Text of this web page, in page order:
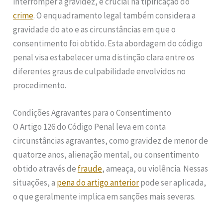
crime. O enquadramento legal também considera a
gravidade do ato e as circunstâncias em que o
consentimento foi obtido. Esta abordagem do código
penal visa estabelecer uma distinção clara entre os
diferentes graus de culpabilidade envolvidos no
procedimento.
Condições Agravantes para o Consentimento
O Artigo 126 do Código Penal leva em conta
circunstâncias agravantes, como gravidez de menor de
quatorze anos, alienação mental, ou consentimento
obtido através de fraude, ameaça, ou violência. Nessas
situações, a pena do artigo anteriorpode ser aplicada,
o que geralmente implica em sanções mais severas.